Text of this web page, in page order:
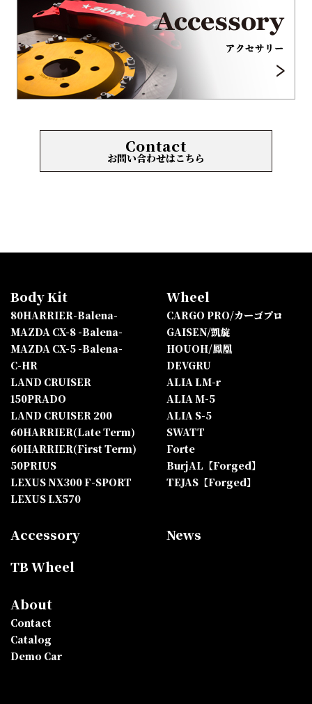
Contact
お問い合わせはこちら
Body Kit
80HARRIER-Balena-
MAZDA CX-8 -Balena-
MAZDA CX-5 -Balena-
C-HR
LAND CRUISER
150PRADO
LAND CRUISER 200
60HARRIER(Late Term)
60HARRIER(First Term)
50PRIUS
LEXUS NX300 F-SPORT
LEXUS LX570
Wheel
CARGO PRO/カーゴプロ
GAISEN/凱旋
HOUOH/鳳凰
DEVGRU
ALIA LM-r
ALIA M-5
ALIA S-5
SWATT
Forte
BurjAL【Forged】
TEJAS【Forged】
Accessory
TB Wheel
About
Contact
Catalog
Demo Car
News